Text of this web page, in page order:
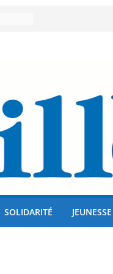
!
SOLIDARITÉ JEUNESSE